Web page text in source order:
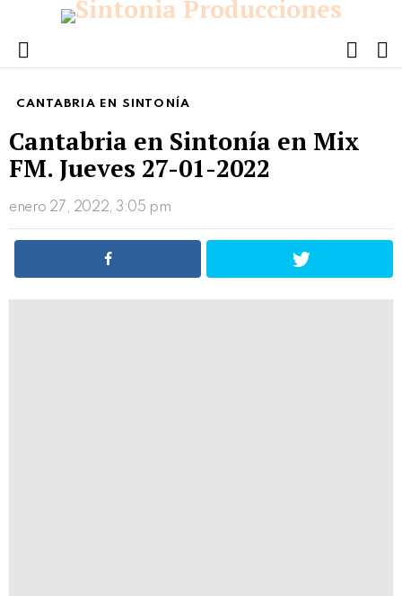
Menu
CANTABRIA EN SINTONÍA
Cantabria en Sintonía en Mix
FM. Jueves 27-01-2022
enero 27, 2022, 3:05 pm